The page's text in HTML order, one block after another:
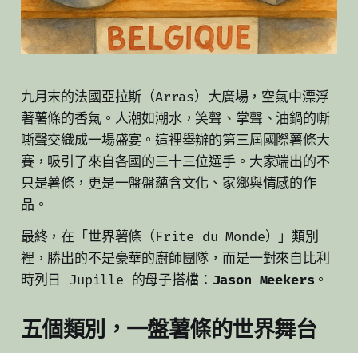
九月末的法國亞拉斯（Arras）大廣場，空氣中漂浮
著薯條的香氣。人潮如潮水，笑聲、掌聲、油鍋的嘶
嘶聲交織成一場盛宴。這裡舉辦的第三屆國際薯條大
賽，吸引了來自各國的三十三位選手。大家端出的不
只是薯條，更是一盤盤蘊含文化、家鄉與情感的作
品。
最終，在「世界薯條（Frite du Monde）」類別
裡，勝出的不是豪華的廚師團隊，而是一對來自比利
時列日 Jupille 的母子搭檔： Jason Meekers 。
五個類別，一盤薯條的世界舞台